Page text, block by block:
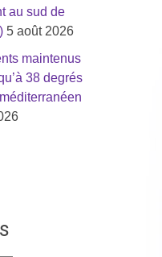
au sud de
5 août 2026
maintenus
38 degrés